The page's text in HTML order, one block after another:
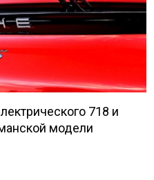
718 и
модели